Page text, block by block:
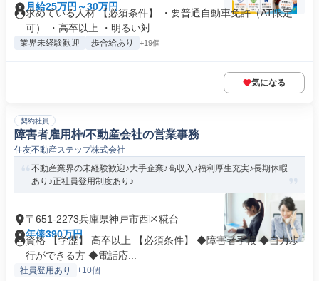
月給25万円～30万円
求めている人材 【必須条件】 ・要普通自動車免許（AT限定
可） ・高卒以上 ・明るい対...
業界未経験歓迎 歩合給あり +19個
気になる
契約社員
障害者雇用枠/不動産会社の営業事務
住友不動産ステップ株式会社
不動産業界の未経験歓迎♪大手企業♪高収入♪福利厚生充実♪長期休暇
あり♪正社員登用制度あり♪
〒651-2273兵庫県神戸市西区糀台
年俸390万円
資格 【学歴】 高卒以上 【必須条件】 ◆障害者手帳 ◆自力歩
行ができる方 ◆電話応...
社員登用あり +10個